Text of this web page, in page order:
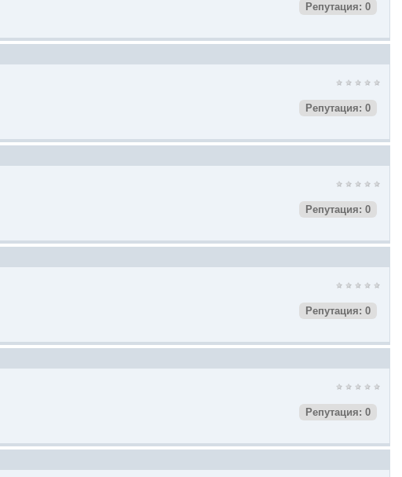
Репутация: 0
Репутация: 0
Репутация: 0
Репутация: 0
Репутация: 0